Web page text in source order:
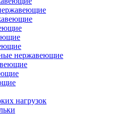
нержавеющие
нагрузок